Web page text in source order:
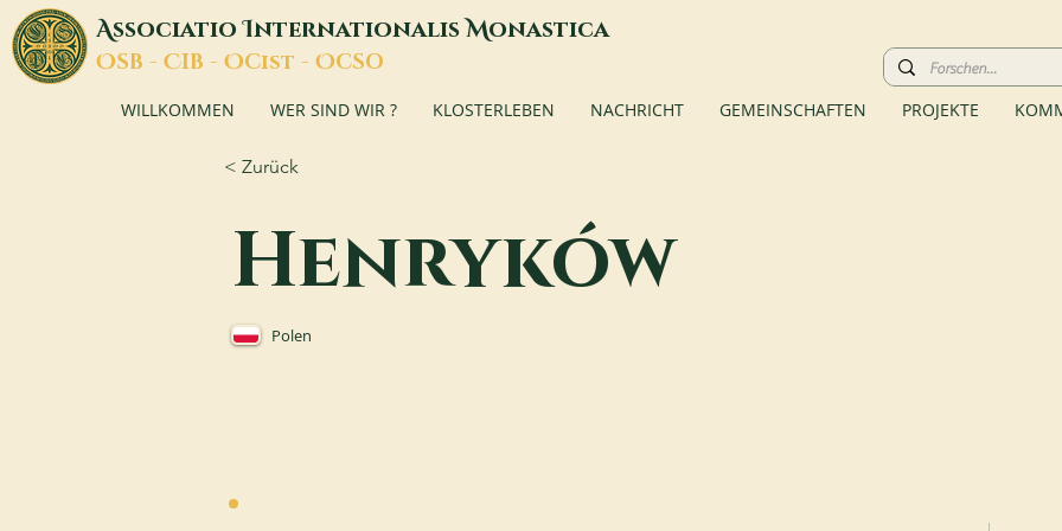
AssociatioInternationalisMonastica
OSB - CIB - OCist - OCSO
WILLKOMMEN WER SIND WIR ? KLOSTERLEBEN NACHRICHT GEMEINSCHAFTEN PROJEKTE
< Zurück
Henryków
Polen